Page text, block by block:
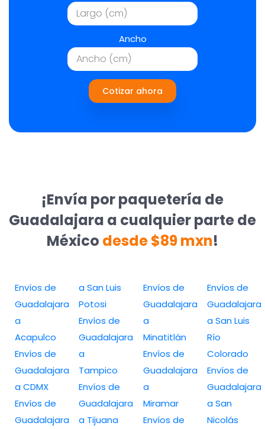
Ancho
Cotizar ahora
¡Envía por paquetería de
Guadalajara a cualquier parte de
México desde $89 mxn!
Envíos de
Guadalajara
a
Acapulco
Envíos de
Guadalajara
a CDMX
Envíos de
Guadalajara
a San Luis
Potosi
Envíos de
Guadalajara
a
Tampico
Envíos de
Guadalajara
a Tijuana
Envíos de
Guadalajara
a
Minatitlán
Envíos de
Guadalajara
a
Miramar
Envíos de
Envíos de
Guadalajara
a San Luis
Río
Colorado
Envíos de
Guadalajara
a San
Nicolás